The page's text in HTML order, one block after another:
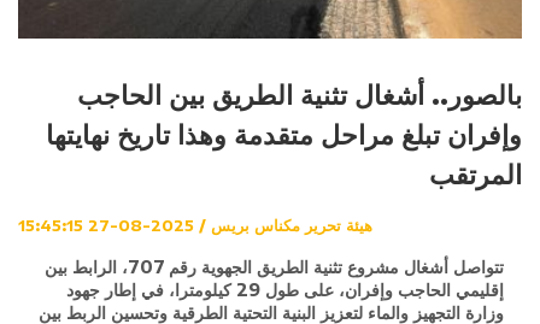
بالصور.. أشغال تثنية الطريق بين الحاجب
وإفران تبلغ مراحل متقدمة وهذا تاريخ نهايتها
المرتقب
هيئة تحرير مكناس بريس / 2025-08-27 15:45:15
تتواصل أشغال مشروع تثنية الطريق الجهوية رقم 707، الرابط بين
إقليمي الحاجب وإفران، على طول 29 كيلومترا، في إطار جهود
وزارة التجهيز والماء لتعزيز البنية التحتية الطرقية وتحسين الربط بين